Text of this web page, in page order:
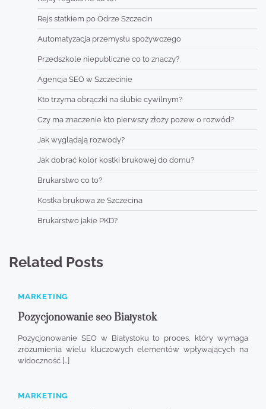
Rejs statkiem po Odrze Szczecin
Automatyzacja przemysłu spożywczego
Przedszkole niepubliczne co to znaczy?
Agencja SEO w Szczecinie
Kto trzyma obrączki na ślubie cywilnym?
Czy ma znaczenie kto pierwszy złoży pozew o rozwód?
Jak wyglądają rozwody?
Jak dobrać kolor kostki brukowej do domu?
Brukarstwo co to?
Kostka brukowa ze Szczecina
Brukarstwo jakie PKD?
Related Posts
MARKETING
Pozycjonowanie seo Białystok
Pozycjonowanie SEO w Białystoku to proces, który wymaga
zrozumienia wielu kluczowych elementów wpływających na
widoczność […]
MARKETING